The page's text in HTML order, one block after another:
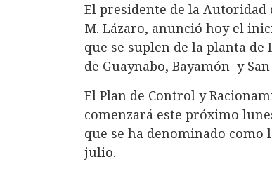
El presidente de la
M. Lázaro, anunció hoy el
que se suplen de la planta
de Guaynabo, Bayamón y San
El Plan de Control y
comenzará este próximo
que se ha denominado como
julio.